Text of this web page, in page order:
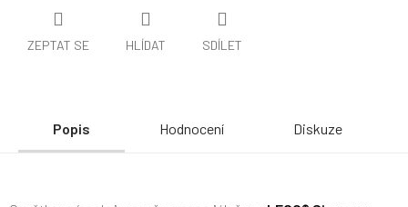
ZEPTAT SE HLÍDAT SDÍLET
Popis Hodnocení Diskuze